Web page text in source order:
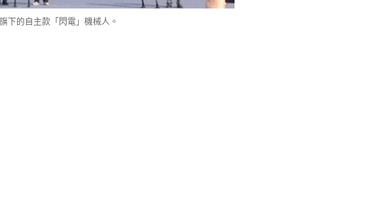
下的自主款「閃電」機械人。